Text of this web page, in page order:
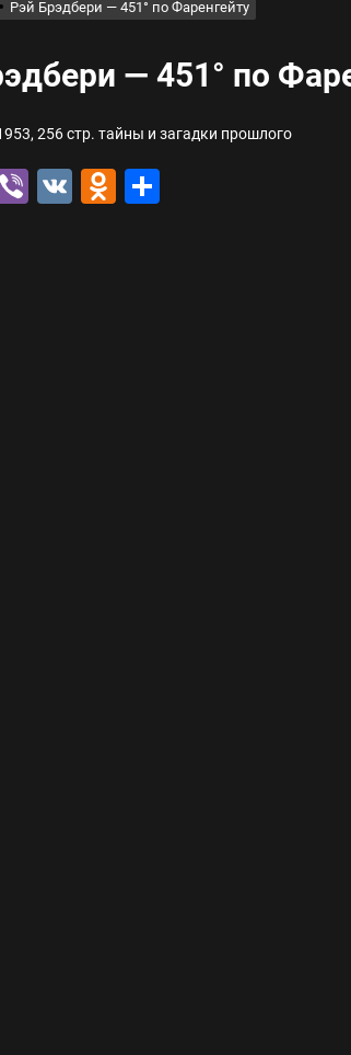
цифровой техники, работающем с 2010
риски и способы хранения криптовалют
Рэй Брэдбери — 451° по Фаренгейту
— 451° по
256 стр. тайны и загадки прошлого
Viber
VK Odnoklassniki